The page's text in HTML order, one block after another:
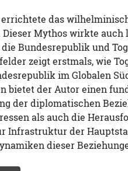
das
Mythos wirkte auch
Bundesrepublik und
zeigt erstmals, wie
im Globalen
bietet der Autor einen
der diplomatischen
als auch die
Infrastruktur der
dieser